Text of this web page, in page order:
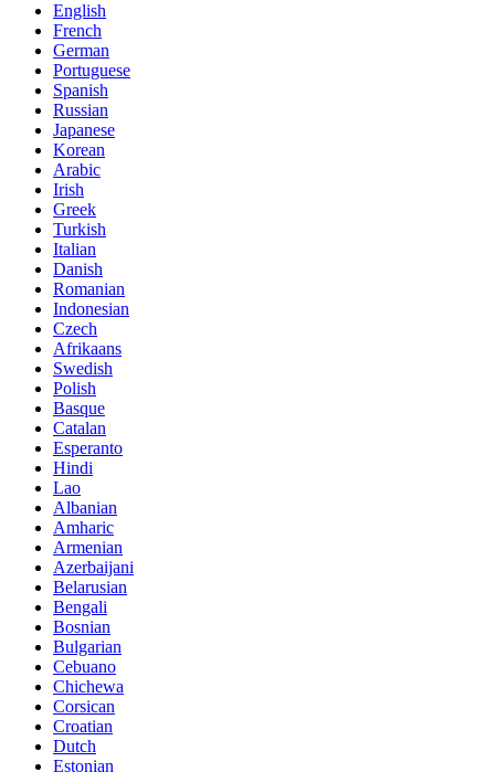
English
French
German
Portuguese
Spanish
Russian
Japanese
Korean
Arabic
Irish
Greek
Turkish
Italian
Danish
Romanian
Indonesian
Czech
Afrikaans
Swedish
Polish
Basque
Catalan
Esperanto
Hindi
Lao
Albanian
Amharic
Armenian
Azerbaijani
Belarusian
Bengali
Bosnian
Bulgarian
Cebuano
Chichewa
Corsican
Croatian
Dutch
Estonian